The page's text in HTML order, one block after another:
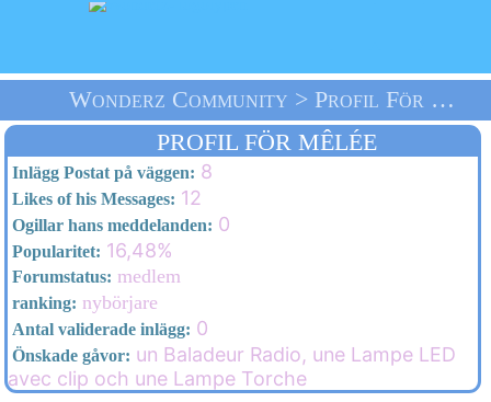
Wonderz Community > Profil För Mêlée > Välkommen
PROFIL FÖR MÊLÉE
Inlägg Postat på väggen: 8
Likes of his Messages: 12
Ogillar hans meddelanden: 0
Popularitet: 16,48%
Forumstatus: medlem
ranking: nybörjare
Antal validerade inlägg: 0
Önskade gåvor: un Baladeur Radio, une Lampe LED
avec clip och une Lampe Torche